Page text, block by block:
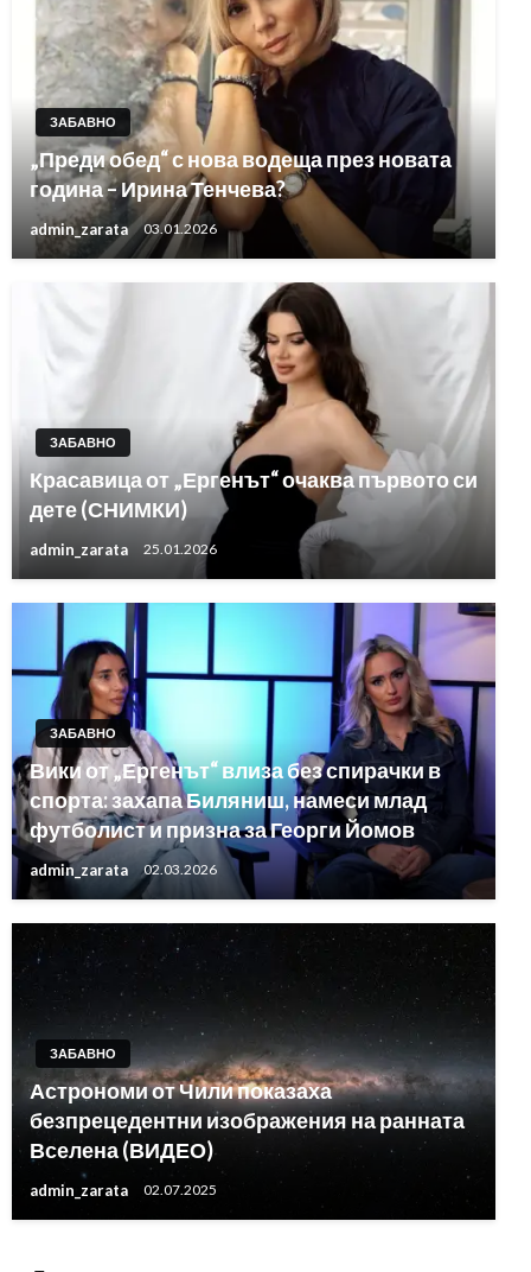
ЗАБАВНО
„Преди обед“ с нова водеща през новата
година – Ирина Тенчева?
admin_zarata 03.01.2026
ЗАБАВНО
Красавица от „Ергенът“ очаква първото си
дете (СНИМКИ)
admin_zarata 25.01.2026
ЗАБАВНО
Вики от „Ергенът“ влиза без спирачки в
спорта: захапа Биляниш, намеси млад
футболист и призна за Георги Йомов
admin_zarata 02.03.2026
ЗАБАВНО
Астрономи от Чили показаха
безпрецедентни изображения на ранната
Вселена (ВИДЕО)
admin_zarata 02.07.2025